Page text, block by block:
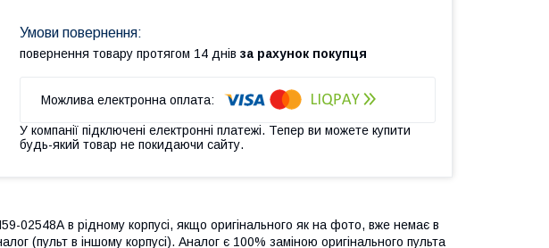
повернення товару протягом 14 днів за рахунок покупця
У компанії підключені електронні платежі. Тепер ви можете купити
будь-який товар не покидаючи сайту.
02548A в рідному корпусі, якщо оригінального як на фото, вже немає в
(пульт в іншому корпусі). Аналог є 100% заміною оригінального пульта